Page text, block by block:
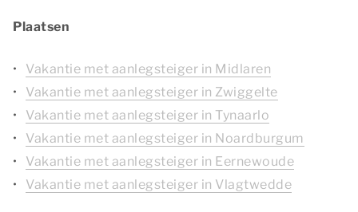
Plaatsen
Vakantie met aanlegsteiger in Midlaren
Vakantie met aanlegsteiger in Zwiggelte
Vakantie met aanlegsteiger in Tynaarlo
Vakantie met aanlegsteiger in Noardburgum
Vakantie met aanlegsteiger in Eernewoude
Vakantie met aanlegsteiger in Vlagtwedde